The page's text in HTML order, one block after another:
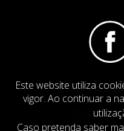
Este website utiliza
vigor. Ao continuar a
Caso pretenda saber
Termos e Condições
DESIGN BY